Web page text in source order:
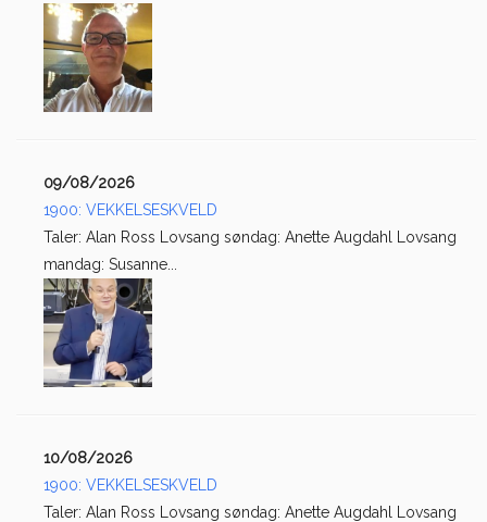
09/08/2026
1900: VEKKELSESKVELD
Taler: Alan Ross Lovsang søndag: Anette Augdahl Lovsang
mandag: Susanne...
10/08/2026
1900: VEKKELSESKVELD
Taler: Alan Ross Lovsang søndag: Anette Augdahl Lovsang